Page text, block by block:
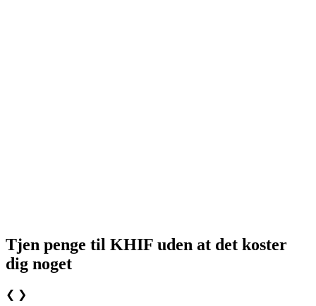
Tjen penge til KHIF uden at det koster
dig noget
❮ ❯